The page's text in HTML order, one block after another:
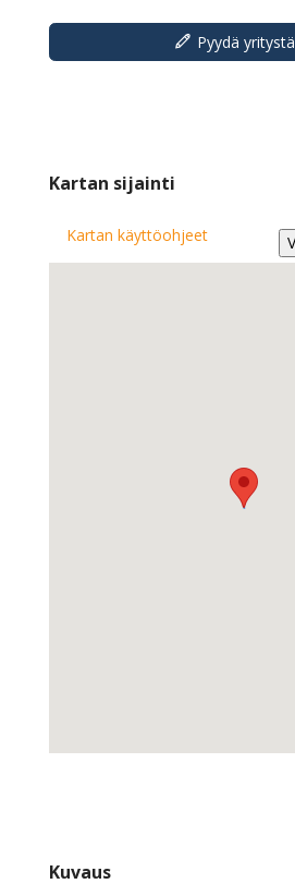
Pyydä yritystä
Kartan sijainti
Kartan käyttöohjeet
Kuvaus